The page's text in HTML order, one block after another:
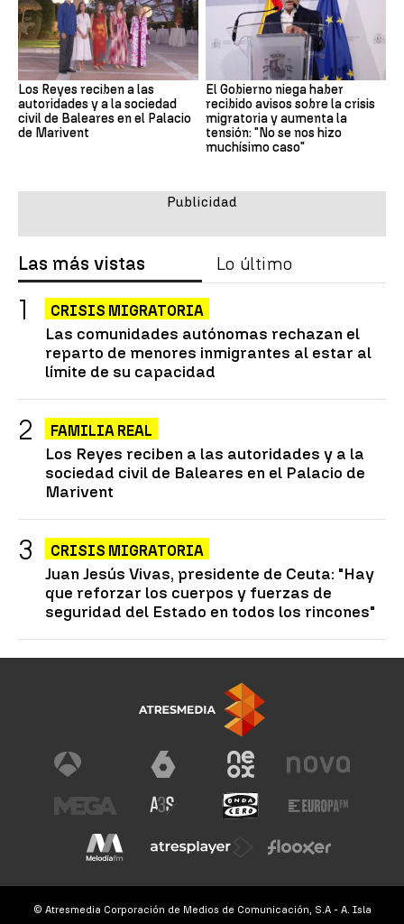
Los Reyes reciben a las
autoridades y a la sociedad
civil de Baleares en el Palacio
de Marivent
El Gobierno niega haber
recibido avisos sobre la crisis
migratoria y aumenta la
tensión: "No se nos hizo
muchísimo caso"
Las más vistas Lo último
CRISIS MIGRATORIA
Las comunidades autónomas rechazan el
reparto de menores inmigrantes al estar al
límite de su capacidad
FAMILIA REAL
Los Reyes reciben a las autoridades y a la
sociedad civil de Baleares en el Palacio de
Marivent
CRISIS MIGRATORIA
Juan Jesús Vivas, presidente de Ceuta: "Hay
que reforzar los cuerpos y fuerzas de
seguridad del Estado en todos los rincones"
© Atresmedia Corporación de Medios de Comunicación, S.A - A. Isla